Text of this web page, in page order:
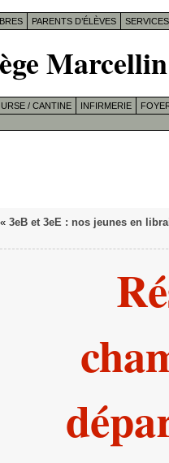
PARENTS D’ÉLÈVES
/ CANTINE INFIRMERIE
« 3eB et 3eE : nos jeunes en